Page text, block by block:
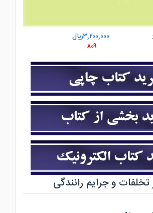
۳,۲۰۰,۰۰۰ريال
۸۰۹
و جرایم رانندگی